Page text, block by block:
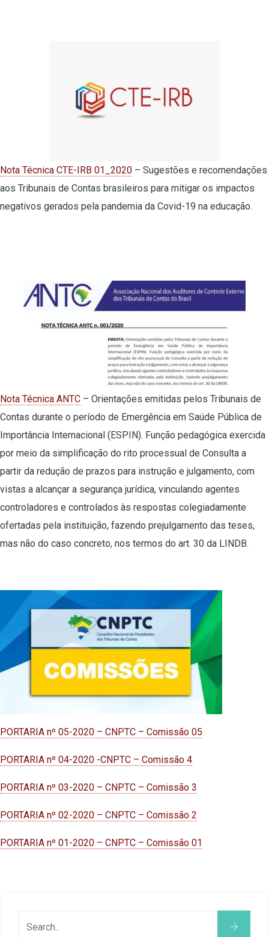
Nota Técnica CTE-IRB 01_2020 – Sugestões e recomendações
aos Tribunais de Contas brasileiros para mitigar os impactos
negativos gerados pela pandemia da Covid-19 na educação.
Nota Técnica ANTC – Orientações emitidas pelos Tribunais de
Contas durante o período de Emergência em Saúde Pública de
Importância Internacional (ESPIN). Função pedagógica exercida
por meio da simplificação do rito processual de Consulta a
partir da redução de prazos para instrução e julgamento, com
vistas a alcançar a segurança jurídica, vinculando agentes
controladores e controlados às respostas colegiadamente
ofertadas pela instituição, fazendo prejulgamento das teses,
mas não do caso concreto, nos termos do art. 30 da LINDB.
PORTARIA nº 05-2020 – CNPTC – Comissão 05
PORTARIA nº 04-2020 -CNPTC – Comissão 4
PORTARIA nº 03-2020 – CNPTC – Comissão 3
PORTARIA nº 02-2020 – CNPTC – Comissão 2
PORTARIA nº 01-2020 – CNPTC – Comissão 01